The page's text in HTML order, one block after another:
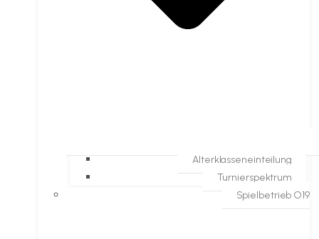
Alterklasseneinteilung
Turnierspektrum
Spielbetrieb O19